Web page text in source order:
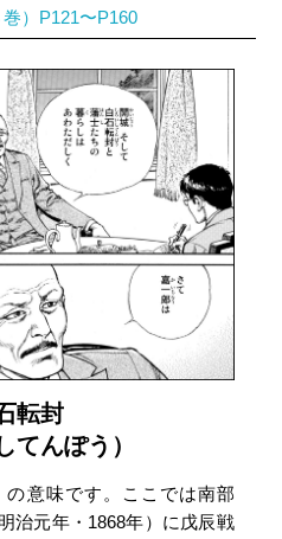
巻）P121〜P160
転封
てんぽう）
の意味です。ここでは南部
治元年・1868年）に戊辰戦